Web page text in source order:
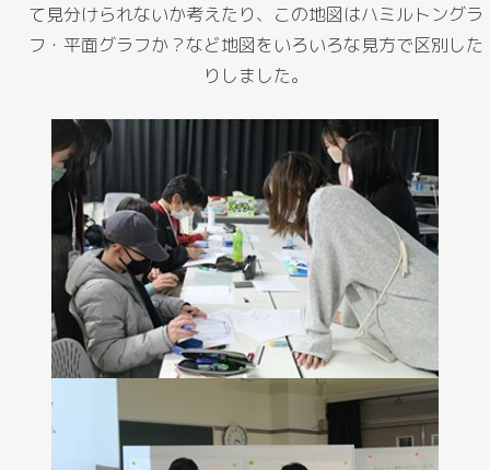
て見分けられないか考えたり、この地図はハミルトングラ
フ・平面グラフか？など地図をいろいろな見方で区別した
りしました。